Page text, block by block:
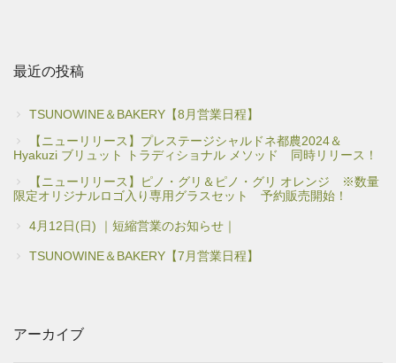
最近の投稿
TSUNOWINE＆BAKERY【8月営業日程】
【ニューリリース】プレステージシャルドネ都農2024＆
Hyakuzi ブリュット トラディショナル メソッド 同時リリース！
【ニューリリース】ピノ・グリ＆ピノ・グリ オレンジ ※数量
限定オリジナルロゴ入り専用グラスセット 予約販売開始！
4月12日(日) ｜短縮営業のお知らせ｜
TSUNOWINE＆BAKERY【7月営業日程】
アーカイブ